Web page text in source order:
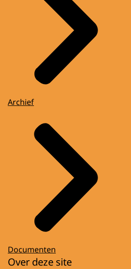
Archief
Documenten
Over deze site